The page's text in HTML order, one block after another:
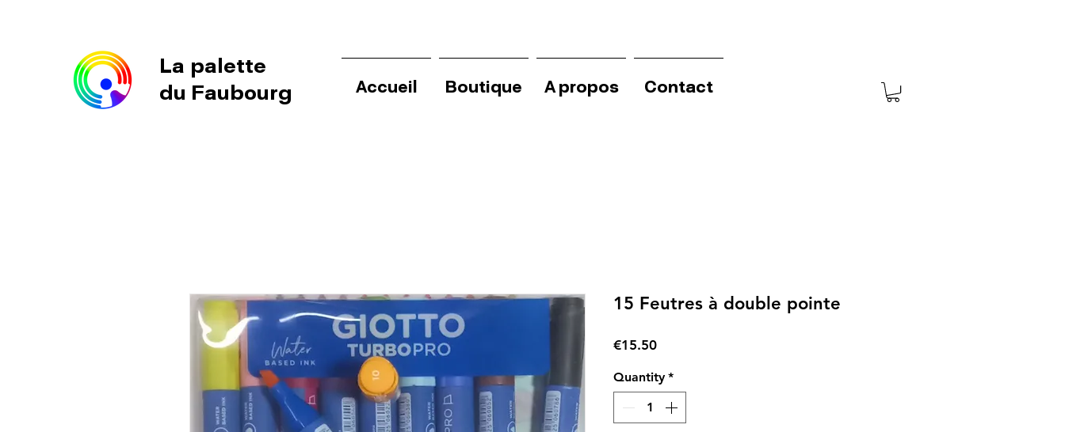
Accueil Boutique A propos Contact
La palette
du Faubourg
15 Feutres à double pointe
€15.50Price
Quantity *